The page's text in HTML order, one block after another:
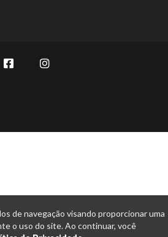
de navegação visando proporcionar uma
o uso do site. Ao continuar, você